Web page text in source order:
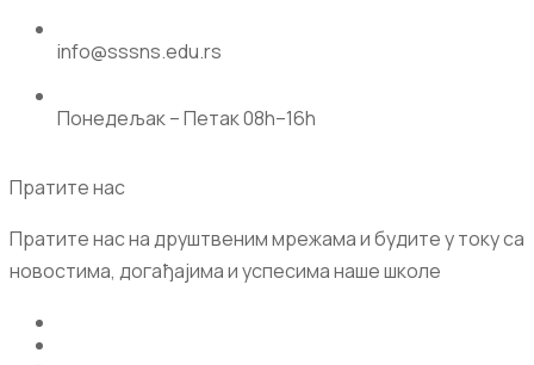
info@sssns.edu.rs
Понедељак – Петак 08h–16h
Пратите нас
Пратите нас на друштвеним мрежама и будите у току са
новостима, догађајима и успесима наше школе